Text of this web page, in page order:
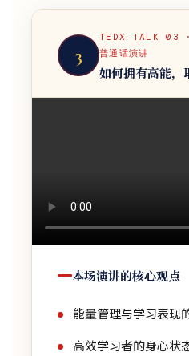
3
TEDX TALK 03
普通话演讲
如何拥有高能，
本场演讲的核心观点
能量管理与学习表现
高效学习者的身心状